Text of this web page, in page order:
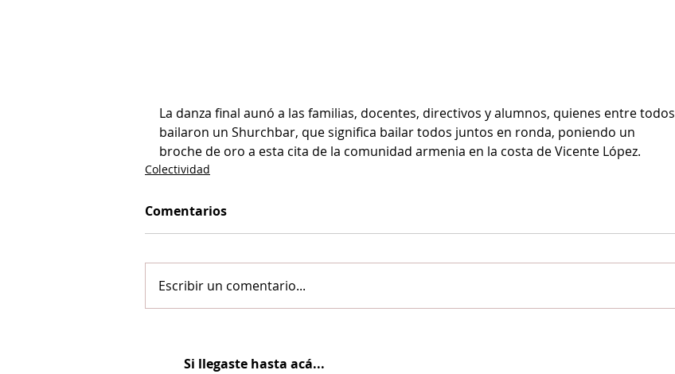
La danza final aunó a las familias, docentes, directivos y alumnos, quienes entre todos
bailaron un Shurchbar, que significa bailar todos juntos en ronda, poniendo un
broche de oro a esta cita de la comunidad armenia en la costa de Vicente López.
Colectividad
Comentarios
Escribir un comentario...
Si llegaste hasta acá...